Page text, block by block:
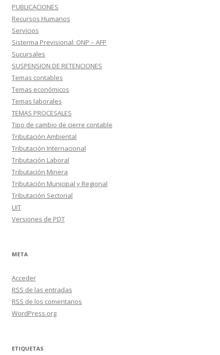
PUBLICACIONES
Recursos Humanos
Servicios
Sisterma Previsional: ONP – AFP
Sucursales
SUSPENSION DE RETENCIONES
Temas contables
Temas económicos
Temas laborales
TEMAS PROCESALES
Tipo de cambio de cierre contable
Tributación Ambiental
Tributación Internacional
Tributación Laboral
Tributación Minera
Tributación Municipal y Regional
Tributación Sectorial
UIT
Versiones de PDT
META
Acceder
RSS de las entradas
RSS de los comentarios
WordPress.org
ETIQUETAS